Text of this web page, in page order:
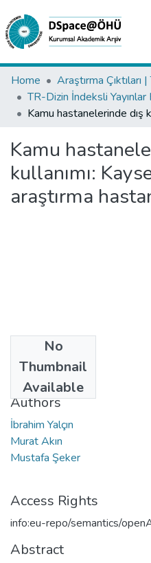
Collections
All of DSpace
Analyze
Request/Question
Home
Kamu
kullanımı:
araştırma
No
Thumbnail
Available
2011
Authors
İbrahim Yalçın
Murat Akın
Mustafa Şeker
Access Rights
info:eu-repo/semantics/
Abstract